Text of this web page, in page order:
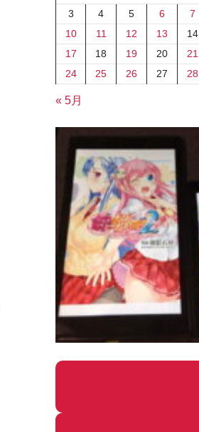
3
4 5 6 7
10
11 12 13 14
17
18 19 20 21
24
25 26 27 28
« 5月